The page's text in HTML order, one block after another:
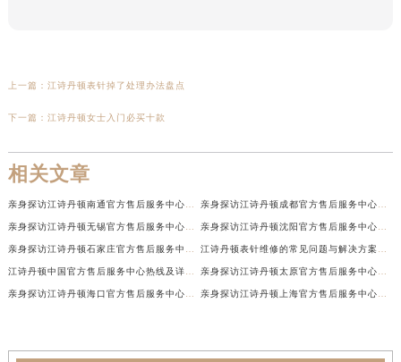
上一篇： 江诗丹顿表针掉了处理办法盘点
下一篇： 江诗丹顿女士入门必买十款
相关文章